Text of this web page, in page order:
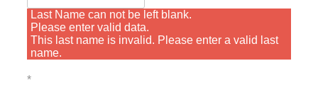
Last Name can not be left blank.
Please enter valid data.
This last name is invalid. Please enter a valid last
name.
*